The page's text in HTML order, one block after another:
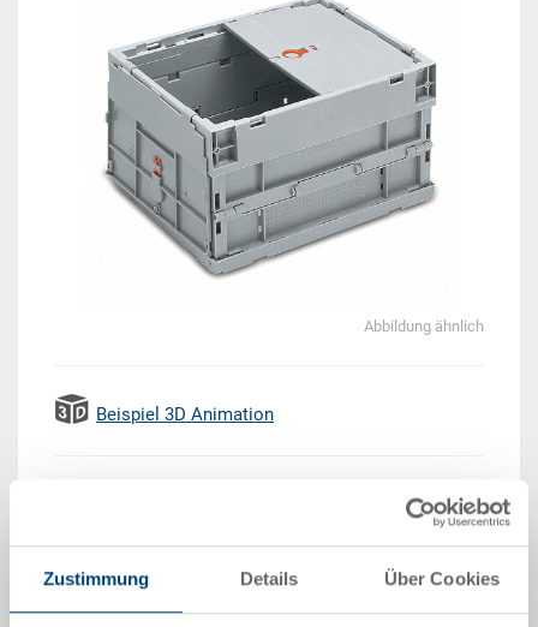
Zustimmung Details Über Cookies
Abbildung ähnlich
Beispiel 3D Animation